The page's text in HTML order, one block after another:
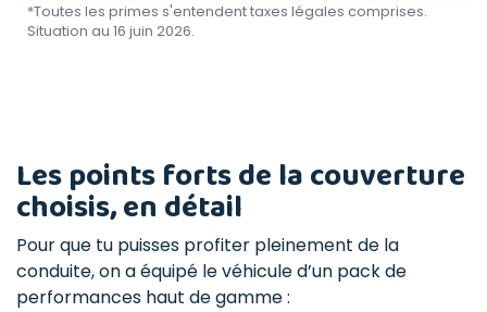
*Toutes les primes s'entendent taxes légales comprises.
Situation au 16 juin 2026.
Les points forts de la couverture
choisis, en détail
Pour que tu puisses profiter pleinement de la
conduite, on a équipé le véhicule d’un pack de
performances haut de gamme :